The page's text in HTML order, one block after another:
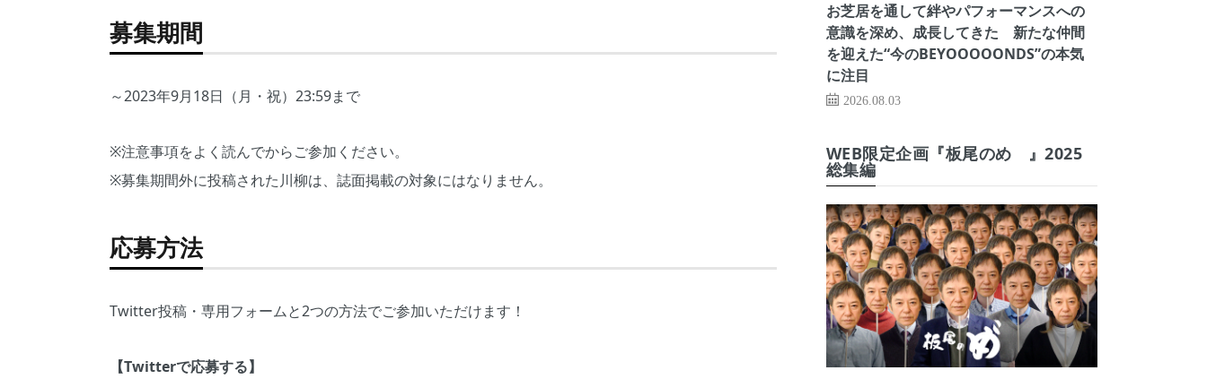
募集期間
～2023年9月18日（月・祝）23:59まで
※注意事項をよく読んでからご参加ください。
※募集期間外に投稿された川柳は、誌面掲載の対象にはなりません。
応募方法
Twitter投稿・専用フォームと2つの方法でご参加いただけます！
【Twitterで応募する】
お芝居を通して絆やパフォーマンスへの
意識を深め、成長してきた 新たな仲間
を迎えた“今のBEYOOOOONDS”の本気
に注目
2026.08.03
WEB限定企画『板尾のめ゙』2025
総集編